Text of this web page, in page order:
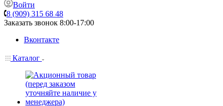
Войти
8 (909) 315 68 48
Заказать звонок 8:00-17:00
Вконтакте
Каталог